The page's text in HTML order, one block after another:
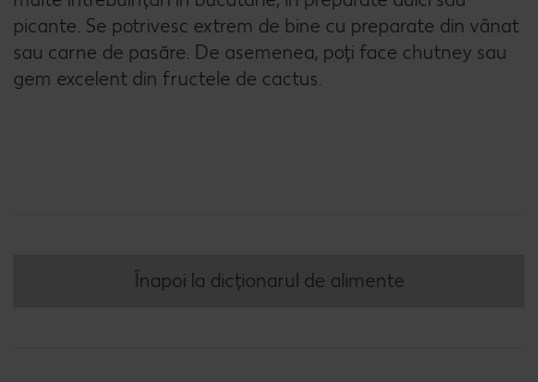
picante. Se potrivesc extrem de bine cu preparate din vânat
sau carne de pasăre. De asemenea, poți face chutney sau
gem excelent din fructele de cactus.
Înapoi la dicționarul de alimente